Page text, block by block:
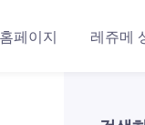
홈페이지 레쥬메